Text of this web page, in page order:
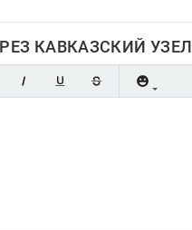
КАВКАЗСКИЙ УЗЕЛ